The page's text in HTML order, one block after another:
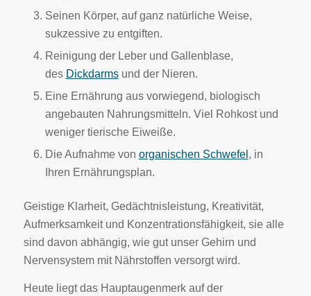
Seinen Körper, auf ganz natürliche Weise,
sukzessive zu entgiften.
Reinigung der Leber und Gallenblase,
des Dickdarmsund der Nieren.
Eine Ernährung aus vorwiegend, biologisch
angebauten Nahrungsmitteln. Viel Rohkost und
weniger tierische Eiweiße.
Die Aufnahme von organischen Schwefel , in
Ihren Ernährungsplan.
Geistige Klarheit, Gedächtnisleistung, Kreativität,
Aufmerksamkeit und Konzentrationsfähigkeit, sie alle
sind davon abhängig, wie gut unser Gehirn und
Nervensystem mit Nährstoffen versorgt wird.
Heute liegt das Hauptaugenmerk auf der